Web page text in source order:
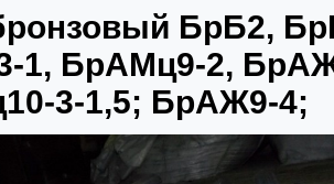
БрБ2,
1, БрАМц9-2,
3-1,5; БрАЖ9-4;